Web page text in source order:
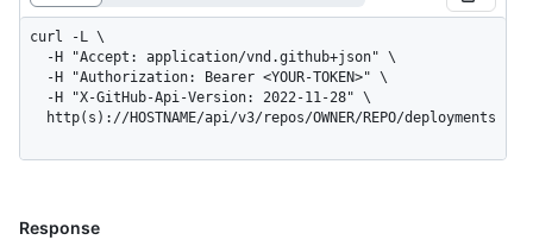
curl -L \
  http(s)://HOSTNAME/api/v3/repos/OWNER/REPO/deployments
Response